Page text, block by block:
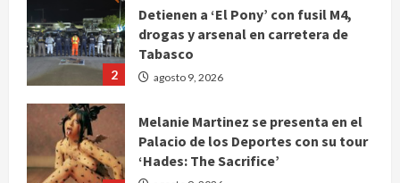
2
Detienen a ‘El Pony’ con fusil M4,
drogas y arsenal en carretera de
Tabasco
agosto 9, 2026
Melanie Martinez se presenta en el
Palacio de los Deportes con su tour
‘Hades: The Sacrifice’